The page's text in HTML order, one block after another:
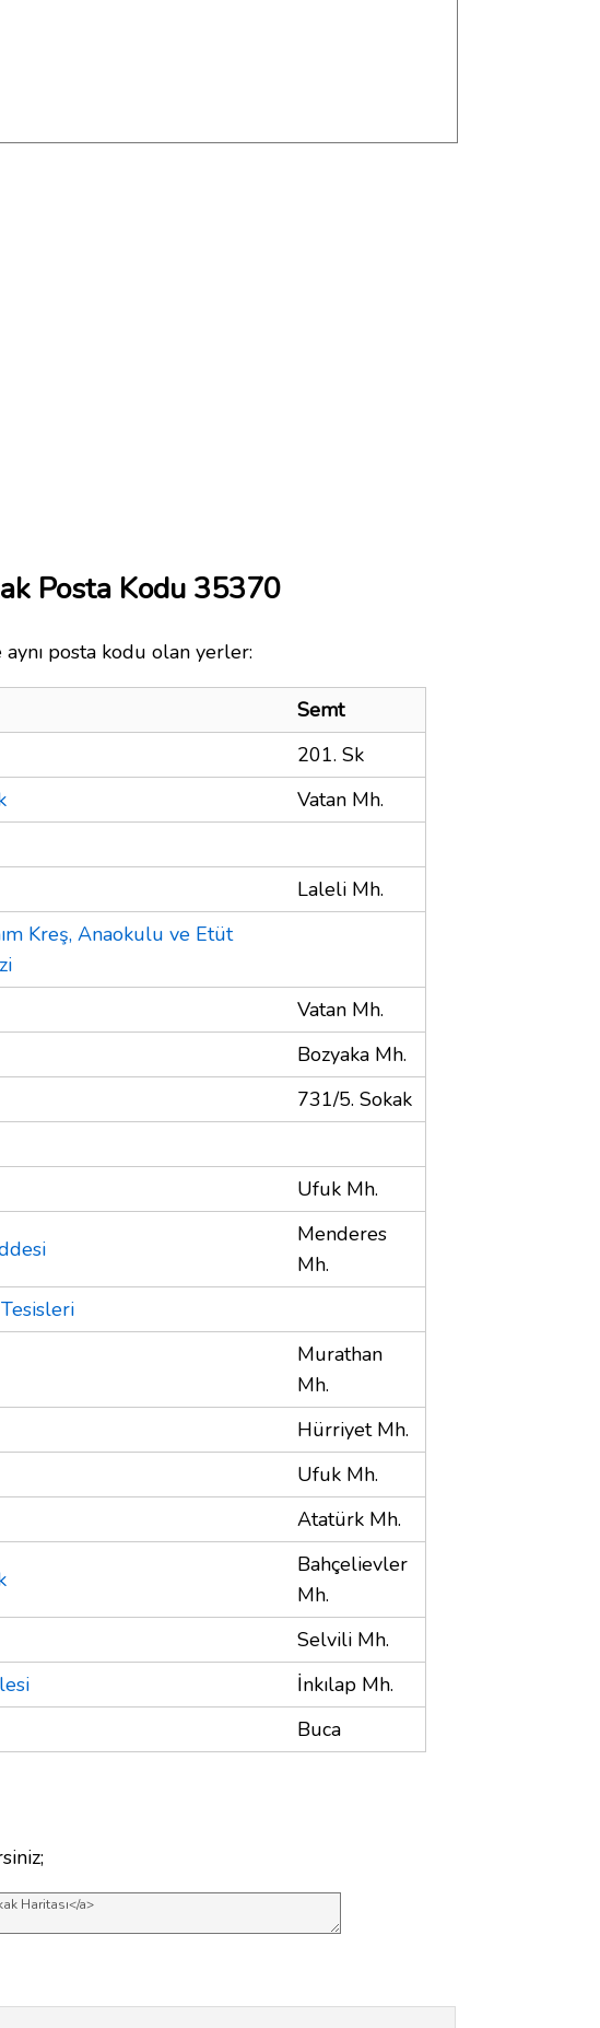
Posta Kodu 35370
posta kodu olan yerler:
Semt
201. Sk
Vatan Mh.
Laleli Mh.
Kreş, Anaokulu ve Etüt
Vatan Mh.
Bozyaka Mh.
731/5. Sokak
Ufuk Mh.
Menderes
Mh.
Murathan
Mh.
Hürriyet Mh.
Ufuk Mh.
Atatürk Mh.
Bahçelievler
Mh.
Selvili Mh.
İnkılap Mh.
Buca